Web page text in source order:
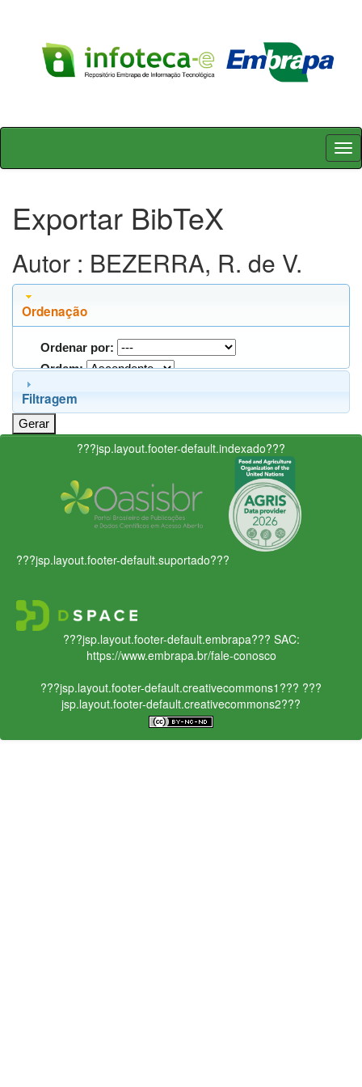
Skip
Exportar BibTeX
Autor : BEZERRA, R. de V.
Ordenação
Ordenar por:
Ordem:
Filtragem
???jsp.layout.footer-default.indexado???
???jsp.layout.footer-default.suportado???
???jsp.layout.footer-default.embrapa??? SAC:
https://www.embrapa.br/fale-conosco
???jsp.layout.footer-default.creativecommons1??? ???
jsp.layout.footer-default.creativecommons2???